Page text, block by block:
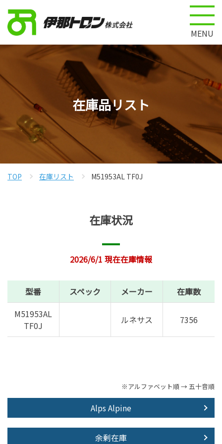
MENU
在庫品リスト
TOP 在庫リスト M51953AL TF0J
在庫状況
2026/6/1 現在在庫情報
型番 スペック メーカー
在庫数
M51953AL
TF0J
ルネサス 7356
※アルファベット順 → 五十音順
Alps Alpine
余剰在庫